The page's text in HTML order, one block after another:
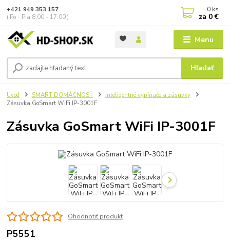
Menu
Hľadať
+421 949 353 157
( Po - Pia 8:00 - 17:00 )
0 ks
za 0 €
Úvod SMART DOMÁCNOSŤ
Inteligentné vypínače a zásuvky
Zásuvka GoSmart WiFi IP-3001F
Zásuvka GoSmart WiFi IP-3001F
Ohodnotiť produkt
P5551